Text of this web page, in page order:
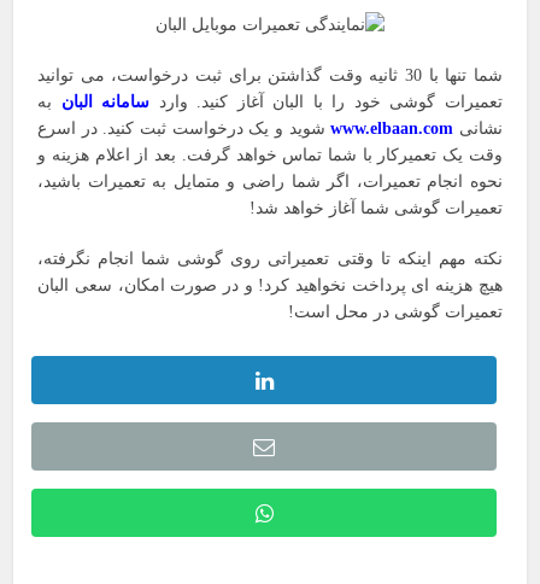
شما تنها با 30 ثانیه وقت گذاشتن برای ثبت درخواست، می توانید
تعمیرات گوشی خود را با البان آغاز کنید. وارد سامانه البان به
نشانی www.elbaan.comشوید و یک درخواست ثبت کنید. در اسرع
وقت یک تعمیرکار با شما تماس خواهد گرفت. بعد از اعلام هزینه و
نحوه انجام تعمیرات، اگر شما راضی و متمایل به تعمیرات باشید،
تعمیرات گوشی شما آغاز خواهد شد!
نکته مهم اینکه تا وقتی تعمیراتی روی گوشی شما انجام نگرفته،
هیچ هزینه ای پرداخت نخواهید کرد! و در صورت امکان، سعی البان
تعمیرات گوشی در محل است!